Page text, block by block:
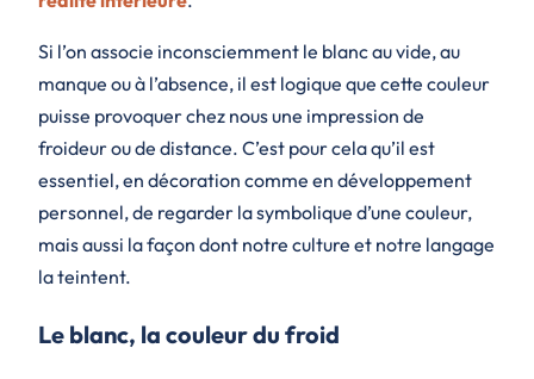
Si l’on associe inconsciemment le blanc au vide, au
manque ou à l’absence, il est logique que cette couleur
puisse provoquer chez nous une impression de
froideur ou de distance. C’est pour cela qu’il est
essentiel, en décoration comme en développement
personnel, de regarder la symbolique d’une couleur,
mais aussi la façon dont notre culture et notre langage
la teintent.
Le blanc, la couleur du froid